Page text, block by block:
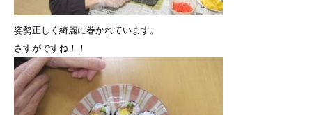
姿勢正しく綺麗に巻かれています。
さすがですね！！